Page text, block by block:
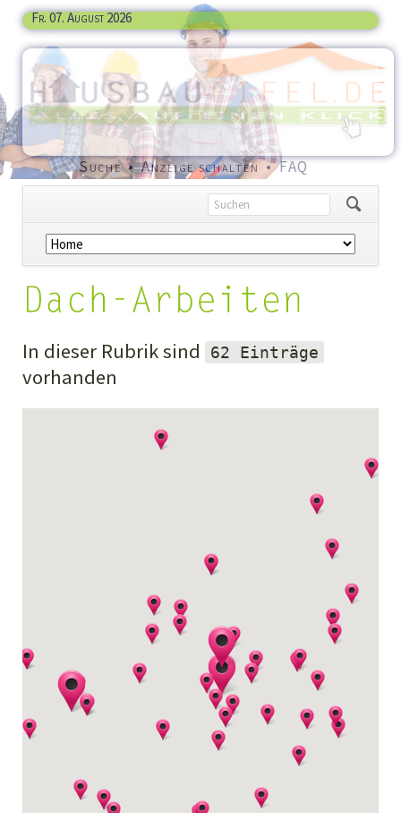
Fr. 07. August 2026
Navigation
überspringen
Suche Anzeige schalten FAQ
Navigation
überspringen
In dieser Rubrik sind 62 Einträge
vorhanden